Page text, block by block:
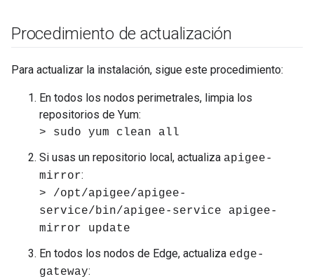
Procedimiento de actualización
Para actualizar la instalación, sigue este procedimiento:
En todos los nodos perimetrales, limpia los
repositorios de Yum:
> sudo yum clean all
Si usas un repositorio local, actualiza apigee-
mirror:
> /opt/apigee/apigee-
service/bin/apigee-service apigee-
mirror update
En todos los nodos de Edge, actualiza edge-
gateway: